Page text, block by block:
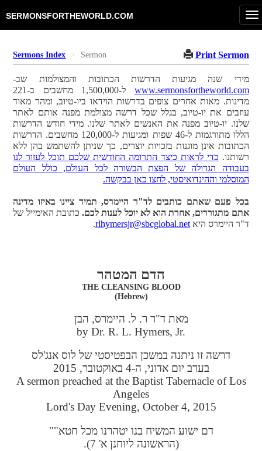
SERMONSFORTHEWORLD.COM
Sermons Index Sermon Print Sermon
מידי שנה מגיעות הדרשות הכתובות והמצולמות שב-
www.sermonsfortheworld.com
ל-1,500,000 מחשבים ב-221
מדינות. מאות אחרים צופים בדרשות הוידאו ביו-טיוב, ומהר מאוד
עוזבים את יו-טיוב, בגלל שכל דרשה מצולמת מפנה אותם לאתר
שלנו. יו-טיוב מפנה את האנשים לאתר שלנו. מידי חודש הדרשות
הללו מתורגמות ל-46 שפות ומגיעות ל-120,000 מחשבים. הדרשות
הכתובות אינן מוגנות בזכויות יוצרים, כך שניתן להשתמש בהן ללא
רשותנו. כדי לראות כיצד התרומה החודשית שלכם תוכל לעזור לנו
בעבודה הגדולה של הפצת הבשורה לכל העולם, כולל העולם
המוסלמי וההינדואיסטי, לחצו כאן בבקשה.
בכל פעם שאתם כותבים לד"ר היימרס, תמיד ציינו באיזו מדינה
אתם מתגוררים, אחרת הוא לא יוכל לענות לכם.כתובת האימייל של
ד"ר היימרס היאrlhymersjr@sbcglobal.net
.
הדם המטהר
THE CLEANSING BLOOD
(Hebrew)
מאת ד"ר ר. ל. היימרס, הבן
by Dr. R. L. Hymers, Jr.
דרשה זו ניתנה במשכן הבפטיסטי של לוס אנג'לס
בערב יום אדוני, ה-4 באוקטובר, 2015
A sermon preached at the Baptist Tabernacle of Los
Angeles
Lord's Day Evening, October 4, 2015
דם ישוע המשיח בנו יטהרנו מכל חטא""
(הראשונה ליוחנן א' 7).